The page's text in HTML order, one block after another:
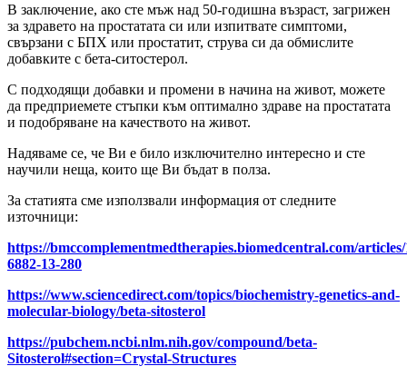
В заключение, ако сте мъж над 50-годишна възраст, загрижен
за здравето на простатата си или изпитвате симптоми,
свързани с БПХ или простатит, струва си да обмислите
добавките с бета-ситoстерол.
С подходящи добавки и промени в начина на живот, можете
да предприемете стъпки към оптимално здраве на простатата
и подобряване на качеството на живот.
Надяваме се, че Ви е било изключително интересно и сте
научили неща, които ще Ви бъдат в полза.
За статията сме използвали информация от следните
източници:
https://bmccomplementmedtherapies.biomedcentral.com/articles/
6882-13-280
https://www.sciencedirect.com/topics/biochemistry-genetics-and-
molecular-biology/beta-sitosterol
https://pubchem.ncbi.nlm.nih.gov/compound/beta-
Sitosterol#section=Crystal-Structures